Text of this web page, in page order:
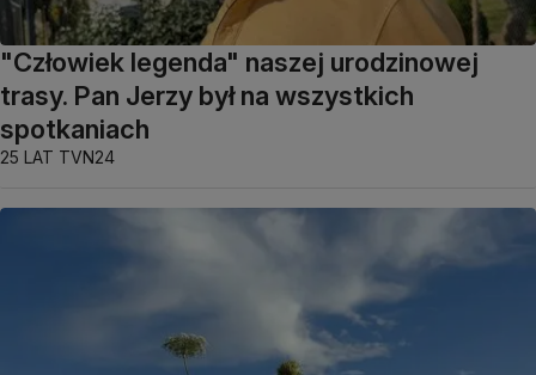
"Człowiek legenda" naszej urodzinowej
trasy. Pan Jerzy był na wszystkich
spotkaniach
25 LAT TVN24